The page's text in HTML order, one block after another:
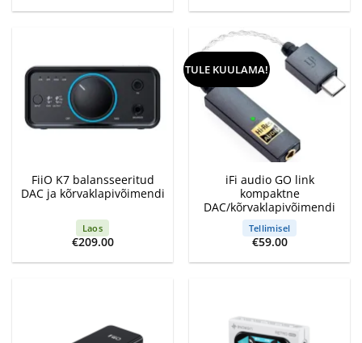
FiiO K7 balansseeritud
DAC ja kõrvaklapivõimendi
Laos
€209.00
TULE KUULAMA!
iFi audio GO link
kompaktne
DAC/kõrvaklapivõimendi
Tellimisel
€59.00